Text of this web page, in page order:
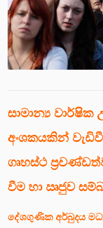
සාමාන්‍ය
අංශකයකින්
ගෘහස්ථ
වීම හා ඍජුව
දේශගුණික අර්බුදය